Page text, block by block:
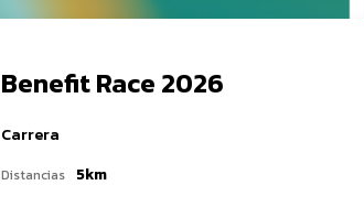
Benefit Race 2026
Carrera
Distancias 5km